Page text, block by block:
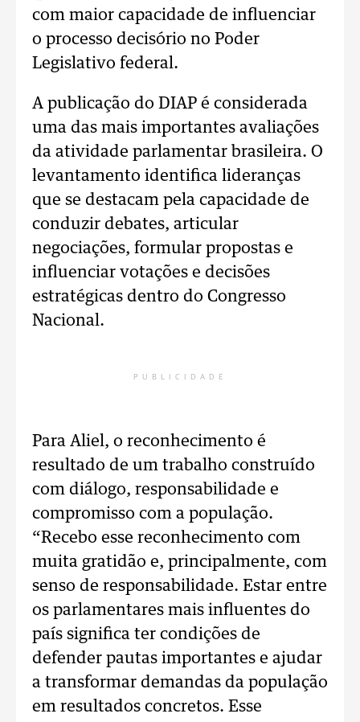
com maior capacidade de influenciar
o processo decisório no Poder
Legislativo federal.
A publicação do DIAP é considerada
uma das mais importantes avaliações
da atividade parlamentar brasileira. O
levantamento identifica lideranças
que se destacam pela capacidade de
conduzir debates, articular
negociações, formular propostas e
influenciar votações e decisões
estratégicas dentro do Congresso
Nacional.
PUBLICIDADE
Para Aliel, o reconhecimento é
resultado de um trabalho construído
com diálogo, responsabilidade e
compromisso com a população.
“Recebo esse reconhecimento com
muita gratidão e, principalmente, com
senso de responsabilidade. Estar entre
os parlamentares mais influentes do
país significa ter condições de
defender pautas importantes e ajudar
a transformar demandas da população
em resultados concretos. Esse